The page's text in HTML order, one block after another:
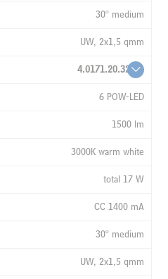
30° medium
UW, 2x1,5 qmm
4.0171.20.32
6 POW-LED
1500 lm
3000K warm white
total 17 W
CC 1400 mA
30° medium
UW, 2x1,5 qmm